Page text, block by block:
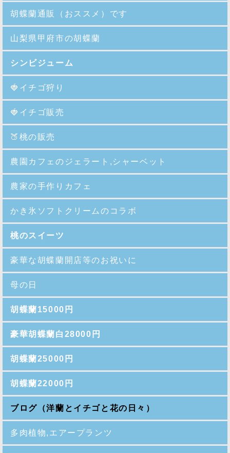
胡蝶蘭通販（おススメ）です
山梨県甲府市の胡蝶蘭
シンビジューム
🍓イチゴ狩り
🍓イチゴ販売
🍑 桃の販売
農園カフェのジェラート,シャーベット
農家の手作りカフェ
かき氷ソフトクリームのコラボ
桃のスイーツ
豪華な胡蝶蘭開店等のお祝いに
母の日
胡蝶蘭15000円
豪華胡蝶蘭白28000円
胡蝶蘭25000円
胡蝶蘭22000円
ブログ（洋蘭とイチゴと花の日々）
多肉植物,エアープランツ